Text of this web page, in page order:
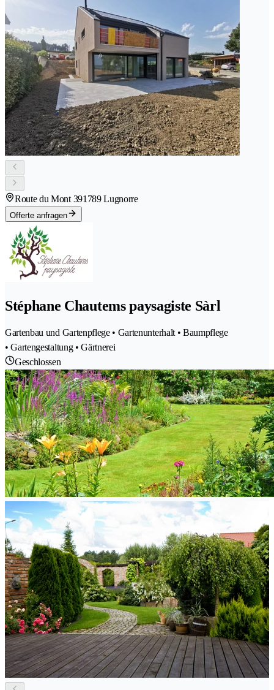
Route du Mont 391789 Lugnorre
Offerte anfragen
Stéphane Chautems paysagiste Sàrl
Gartenbau und Gartenpflege • Gartenunterhalt • Baumpflege
• Gartengestaltung • Gärtnerei
Geschlossen